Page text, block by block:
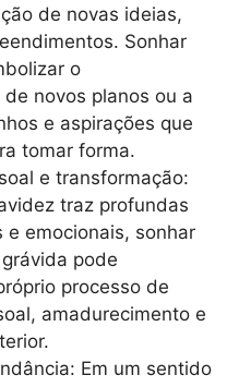
de novas ideias,
Sonhar
o
novos planos ou a
e aspirações que
tomar forma.
e transformação:
traz profundas
e emocionais, sonhar
pode
processo de
amadurecimento e
Em um sentido